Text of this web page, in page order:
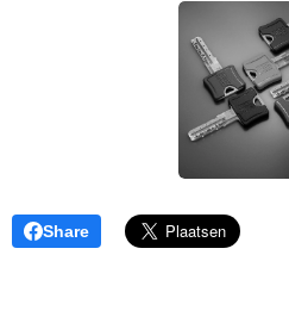
Share